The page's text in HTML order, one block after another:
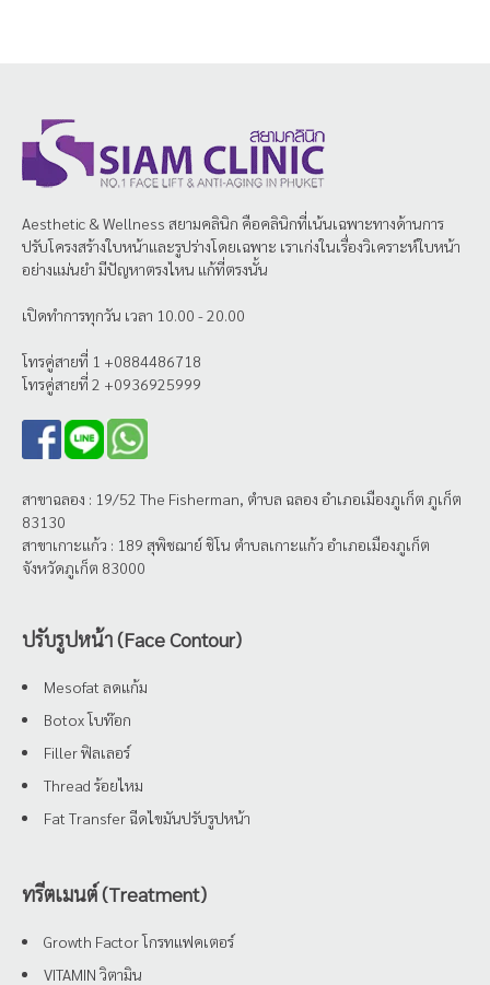
Aesthetic & Wellness สยามคลินิก คือคลินิกที่เน้นเฉพาะทางด้านการ
ปรับโครงสร้างใบหน้าและรูปร่างโดยเฉพาะ เราเก่งในเรื่องวิเคราะห์ใบหน้า
อย่างแม่นยำ มีปัญหาตรงไหน แก้ที่ตรงนั้น
เปิดทำการทุกวัน เวลา 10.00 - 20.00
โทรคู่สายที่ 1 +0884486718
โทรคู่สายที่ 2 +0936925999
สาขาฉลอง : 19/52 The Fisherman, ตำบล ฉลอง อำเภอเมืองภูเก็ต ภูเก็ต
83130
สาขาเกาะแก้ว : 189 สุพิชฌาย์ ชิโน ตำบลเกาะแก้ว อำเภอเมืองภูเก็ต
จังหวัดภูเก็ต 83000
ปรับรูปหน้า (Face Contour)
Mesofat ลดแก้ม
Botox โบท๊อก
Filler ฟิลเลอร์
Thread ร้อยไหม
Fat Transfer ฉีดไขมันปรับรูปหน้า
ทรีตเมนต์ (Treatment)
Growth Factor โกรทแฟคเตอร์
VITAMIN วิตามิน